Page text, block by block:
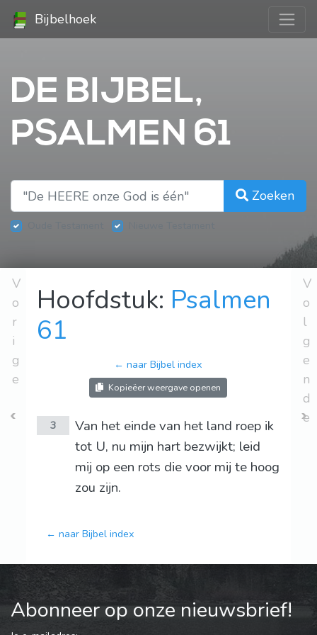
Bijbelhoek
DE BIJBEL,
PSALMEN 61
Zoeken
V
o
r
i
g
e
Hoofdstuk: Psalmen
61
← naar Bijbel index
Kopieëer weergave openen
3
Van het einde van het land roep ik
tot U, nu mijn hart bezwijkt; leid
mij op een rots die voor mij te hoog
zou zijn.
← naar Bijbel index
V
o
l
g
e
n
d
e
Abonneer op onze nieuwsbrief!